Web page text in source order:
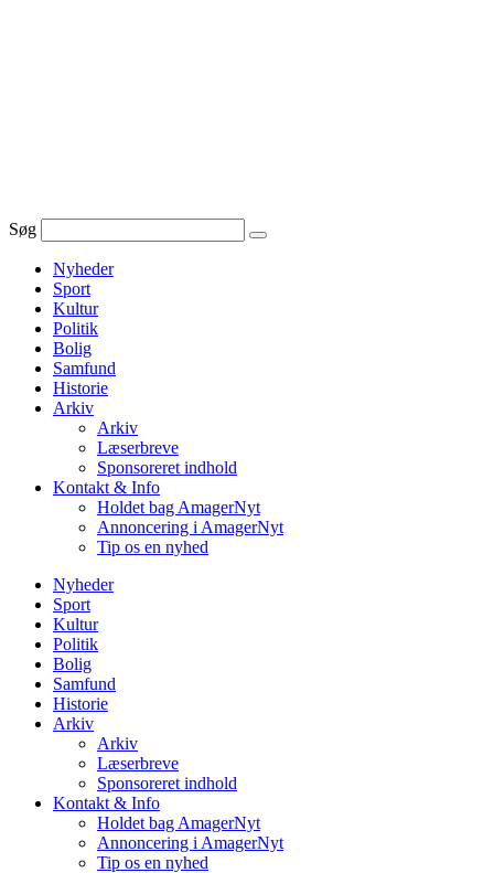
Søg
Nyheder
Sport
Kultur
Politik
Bolig
Samfund
Historie
Arkiv
Arkiv
Læserbreve
Sponsoreret indhold
Kontakt & Info
Holdet bag AmagerNyt
Annoncering i AmagerNyt
Tip os en nyhed
Nyheder
Sport
Kultur
Politik
Bolig
Samfund
Historie
Arkiv
Arkiv
Læserbreve
Sponsoreret indhold
Kontakt & Info
Holdet bag AmagerNyt
Annoncering i AmagerNyt
Tip os en nyhed